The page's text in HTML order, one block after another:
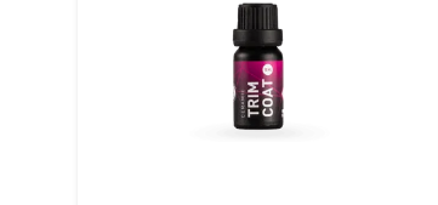
är vår quick detailer –